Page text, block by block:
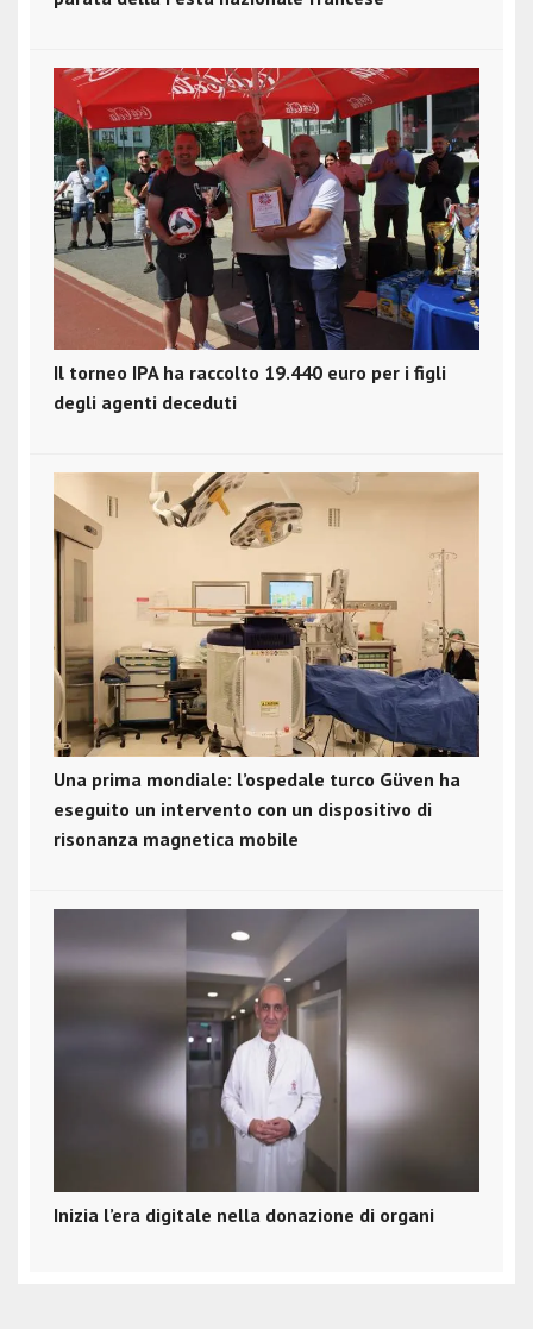
Il torneo IPA ha raccolto 19.440 euro per i figli
degli agenti deceduti
Una prima mondiale: l’ospedale turco Güven ha
eseguito un intervento con un dispositivo di
risonanza magnetica mobile
Inizia l’era digitale nella donazione di organi